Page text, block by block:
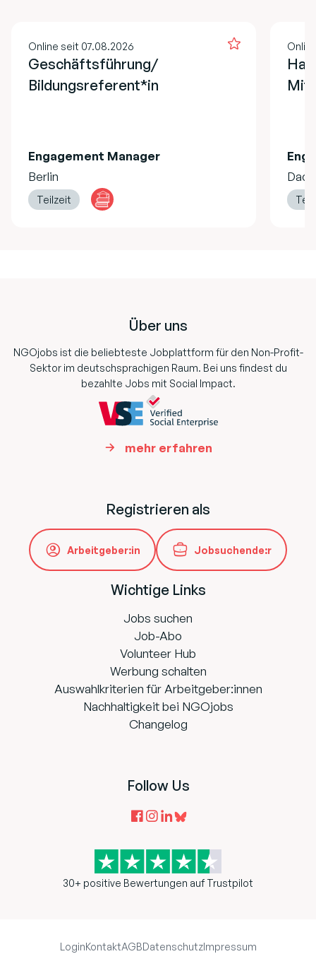
Online seit 07.08.2026
Geschäftsführung/
Bildungsreferent*in
Engagement Manager
Berlin
Teilzeit
Über uns
NGOjobs ist die beliebteste Jobplattform für den Non-Profit-
Sektor im deutschsprachigen Raum. Bei uns findest du
bezahlte Jobs mit Social Impact.
mehr erfahren
Registrieren als
Arbeitgeber:in Jobsuchende:r
Wichtige Links
Jobs suchen
Job-Abo
Volunteer Hub
Werbung schalten
Auswahlkriterien für Arbeitgeber:innen
Nachhaltigkeit bei NGOjobs
Changelog
Follow Us
30+ positive Bewertungen auf Trustpilot
LoginKontaktAGBDatenschutzImpressum